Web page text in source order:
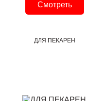
Смотреть
ДЛЯ ПЕКАРЕН